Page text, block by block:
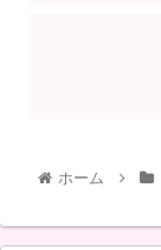
ホーム